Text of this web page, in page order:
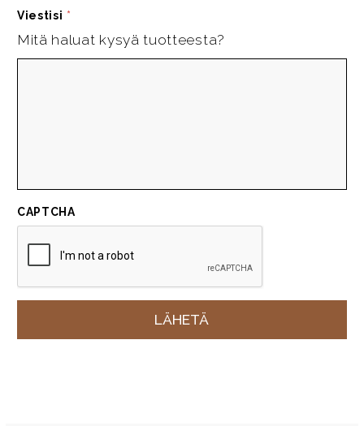
Viestisi *
Mitä haluat kysyä tuotteesta?
CAPTCHA